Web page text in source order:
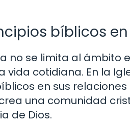
bíblicos
no se limita al ámbito
vida cotidiana. En la
en sus
una comunidad
de Dios.